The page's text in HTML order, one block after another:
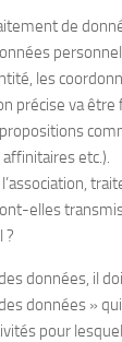
de
les
précise va être
etc.).
elles
?
données, il
données »
pour